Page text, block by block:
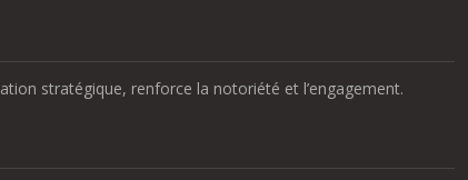
stratégique, renforce la notoriété et l’engagement.